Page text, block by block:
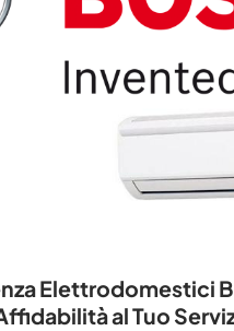
Elettrodomestici
al Tuo